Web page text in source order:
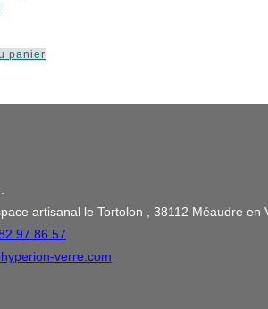
panier
artisanal le Tortolon , 38112 Méaudre en
97 86 57
dans
verre.com